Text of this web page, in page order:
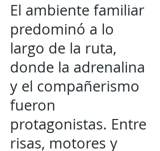
El ambiente familiar
predominó a lo
largo de la ruta,
donde la adrenalina
y el compañerismo
fueron
protagonistas. Entre
risas, motores y